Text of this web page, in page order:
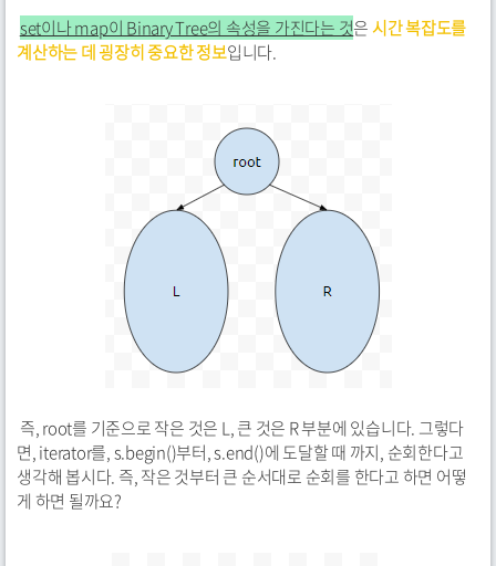
set이나 map이 Binary Tree의 속성을 가진다는 것은시간 복잡도를
계산하는 데 굉장히 중요한 정보입니다.
즉, root를 기준으로 작은 것은 L, 큰 것은 R 부분에 있습니다. 그렇다
면, iterator를, s.begin()부터, s.end()에 도달할 때 까지, 순회한다고
생각해 봅시다. 즉, 작은 것부터 큰 순서대로 순회를 한다고 하면 어떻
게 하면 될까요?